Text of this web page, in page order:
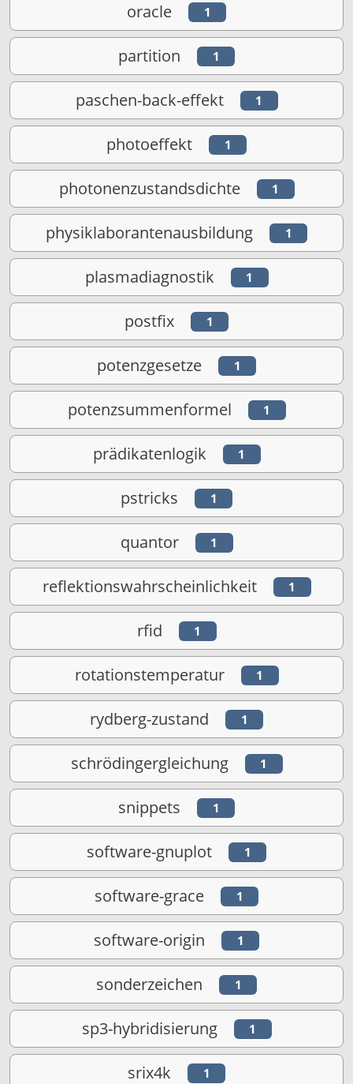
oracle 1
partition 1
paschen-back-effekt 1
photoeffekt 1
photonenzustandsdichte 1
physiklaborantenausbildung 1
plasmadiagnostik 1
postfix 1
potenzgesetze 1
potenzsummenformel 1
prädikatenlogik 1
pstricks 1
quantor 1
reflektionswahrscheinlichkeit 1
rfid 1
rotationstemperatur 1
rydberg-zustand 1
schrödingergleichung 1
snippets 1
software-gnuplot 1
software-grace 1
software-origin 1
sonderzeichen 1
sp3-hybridisierung 1
srix4k 1